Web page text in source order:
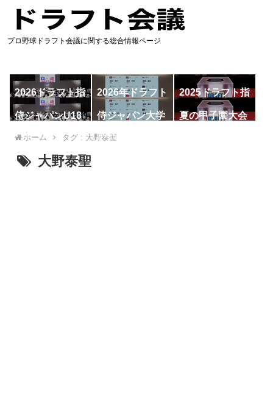
プロ野球ドラフト会議に関する総合情報ページ
2026ドラフト指
名予想
2026年ドラフト
候補
2025ドラフト指
名一覧
侍ジャパンU18
代表
侍ジャパン大学
代表
夏の甲子園大会
ホーム タグ : 大野泰聖
大野泰聖